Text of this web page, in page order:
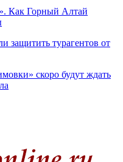
Как Горный Алтай
защитить турагентов от
скоро будут ждать